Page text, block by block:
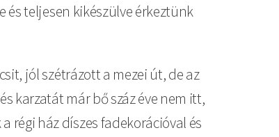
teljesen kikészülve érkeztünk
jól szétrázott a mezei út, de az
karzatát már bő száz éve nem itt,
régi ház díszes fadekorációval és